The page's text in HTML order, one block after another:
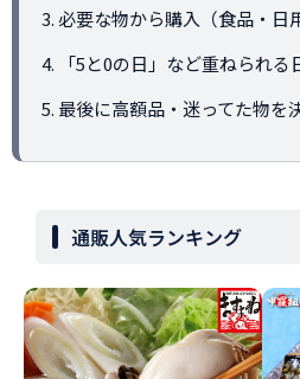
必要な物から購入（食品・日
「5と0の日」など重ねられる
最後に高額品・迷ってた物を
通販人気ランキング